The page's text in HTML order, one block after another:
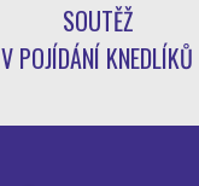
SOUTĚŽ
V POJÍDÁNÍ KNEDLÍKŮ